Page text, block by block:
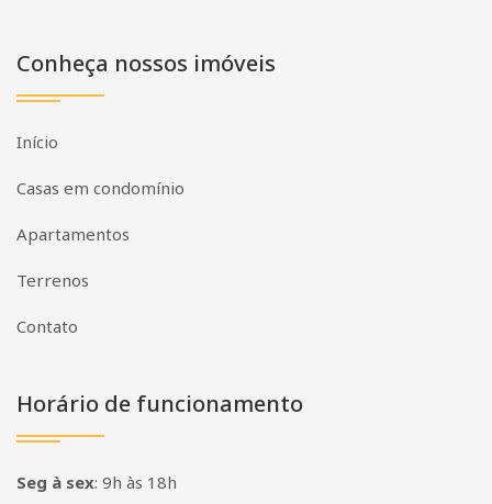
Conheça nossos imóveis
Início
Casas em condomínio
Apartamentos
Terrenos
Contato
Horário de funcionamento
Seg à sex: 9h às 18h